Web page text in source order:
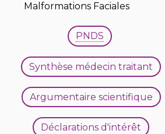
Malformations Faciales
PNDS
Synthèse médecin traitant
Argumentaire scientifique
Déclarations d'intérêt